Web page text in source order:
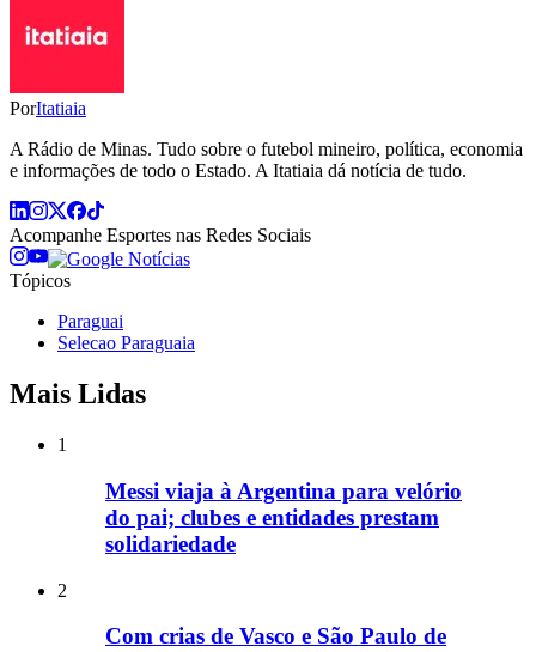
PorItatiaia
A Rádio de Minas. Tudo sobre o futebol mineiro, política, economia
e informações de todo o Estado. A Itatiaia dá notícia de tudo.
Acompanhe Esportes nas Redes Sociais
Tópicos
Paraguai
Selecao Paraguaia
Mais Lidas
1
Messi viaja à Argentina para velório
do pai; clubes e entidades prestam
solidariedade
2
Com crias de Vasco e São Paulo de